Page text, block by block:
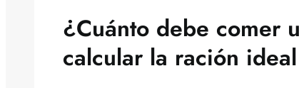
¿Cuánto debe comer
calcular la ración ideal